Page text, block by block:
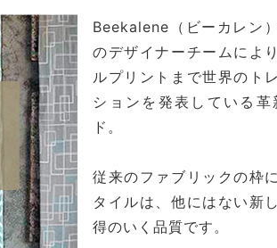
Beekalene（ビーカレン
のデザイナーチームによ
ルプリントまで世界のト
ションを発表している
ド。
従来のファブリックの枠
タイルは、他にはない新
得のいく品質です。